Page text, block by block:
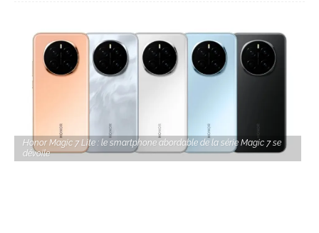
Honor Magic 7 Lite : le smartphone abordable de la série Magic 7 se
dévoile